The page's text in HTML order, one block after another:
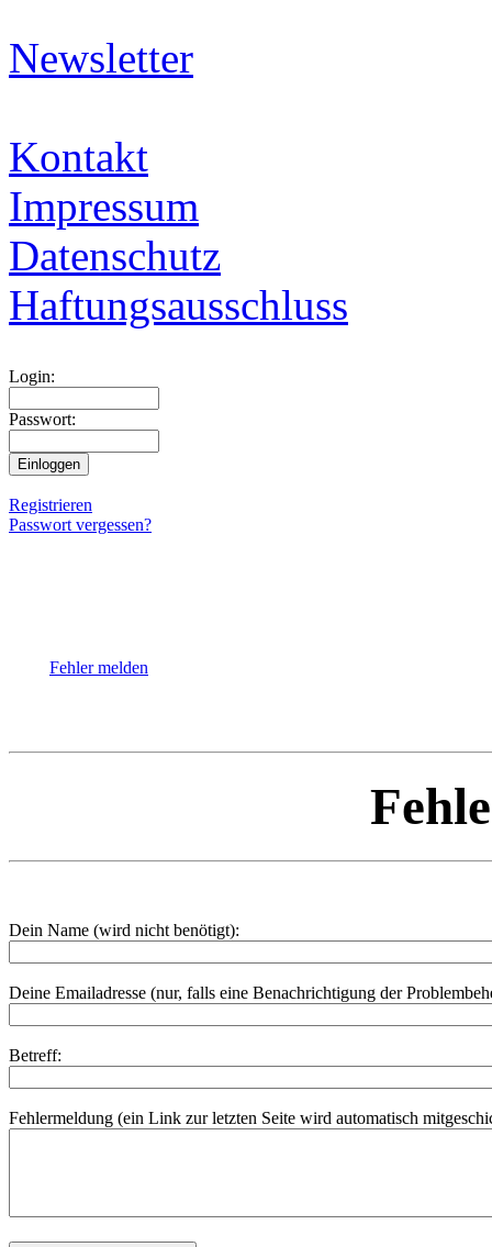
Newsletter
Kontakt
Impressum
Datenschutz
Haftungsausschluss
Login:
Passwort:
Registrieren
Passwort vergessen?
Fehler melden
Dein Name (wird nicht benötigt):
Deine Emailadresse (nur, falls eine Benachrichtigung der
Betreff:
Fehlermeldung (ein Link zur letzten Seite wird automatisch